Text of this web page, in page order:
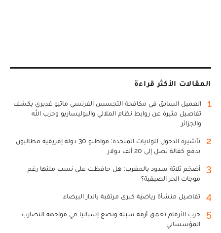
المقالات الأكثر قراءة
1
العميل السابق في مكافحة التجسس الفرنسي ماثيو غديري يكشف
تفاصيل مثيرة عن روابط نظام الملالي والبوليساريو وحزب الله
والجزائر
2
تأشيرة الدخول للولايات المتحدة: مواطنو 30 دولة إفريقية مطالبون
بدفع كفالة تصل إلى 20 ألف دولار
3
أضخم ثلاثة سدود بالمغرب: هل حافظت على نسب ملئها رغم
موجات الحر الصيفية؟
4 تفاصيل منشأة رياضية كبرى مرتقبة بالدار البيضاء
5
حرب الأرقام تعمق أزمة سبتة وتضع إسبانيا في مواجهة التضارب
المؤسساتي